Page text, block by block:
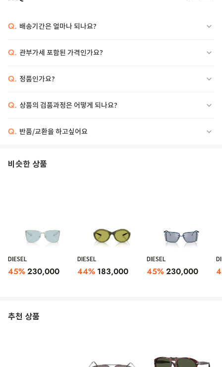
Q. 배송기간은 얼마나 되나요?
Q. 관부가세 포함된 가격인가요?
Q. 정품인가요?
Q. 상품의 검품과정은 어떻게 되나요?
Q. 반품/교환을 하고싶어요
비슷한 상품
DIESEL
45%230,000
DIESEL
44% 183,000
DIESEL
45%230,000
추천 상품